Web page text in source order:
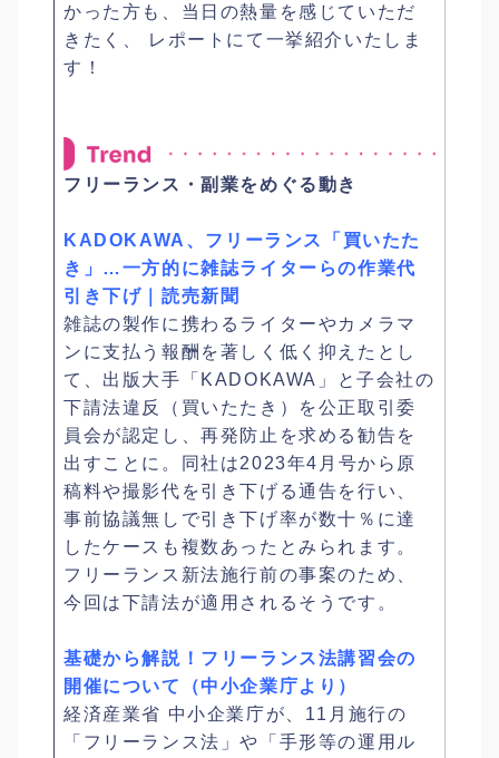
かった方も、当日の熱量を感じていただ
きたく、 レポートにて一挙紹介いたしま
す！
フリーランス・副業をめぐる動き
KADOKAWA、フリーランス「買いたた
き」…一方的に雑誌ライターらの作業代
引き下げ｜読売新聞
雑誌の製作に携わるライターやカメラマ
ンに支払う報酬を著しく低く抑えたとし
て、出版大手「KADOKAWA」と子会社の
下請法違反（買いたたき）を公正取引委
員会が認定し、再発防止を求める勧告を
出すことに。同社は2023年4月号から原
稿料や撮影代を引き下げる通告を行い、
事前協議無しで引き下げ率が数十％に達
したケースも複数あったとみられます。
フリーランス新法施行前の事案のため、
今回は下請法が適用されるそうです。
基礎から解説！フリーランス法講習会の
開催について（中小企業庁より）
経済産業省 中小企業庁が、11月施行の
「フリーランス法」や「手形等の運用ル